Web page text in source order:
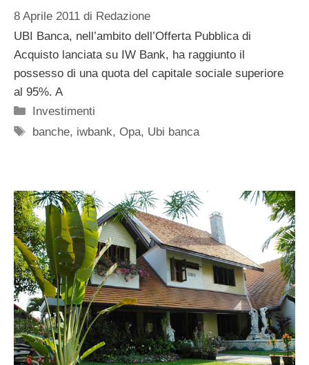
8 Aprile 2011 di Redazione
UBI Banca, nell’ambito dell’Offerta Pubblica di
Acquisto lanciata su IW Bank, ha raggiunto il
possesso di una quota del capitale sociale superiore
al 95%. A
Categorie
Investimenti
Tag
banche, iwbank,Opa, Ubi banca